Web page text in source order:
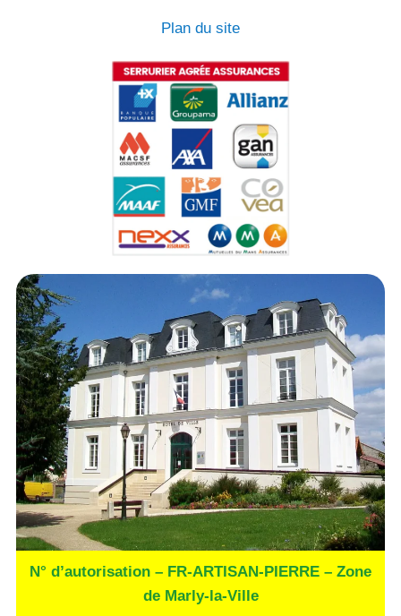
Plan du site
N° d’autorisation – FR-ARTISAN-PIERRE – Zone
de Marly-la-Ville